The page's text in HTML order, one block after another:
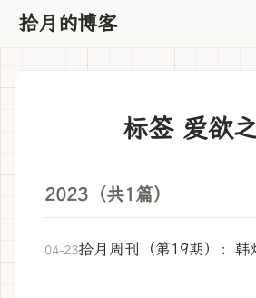
拾月的博客
标签 爱欲
2023（共1篇）
04-23拾月周刊（第19期）：韩